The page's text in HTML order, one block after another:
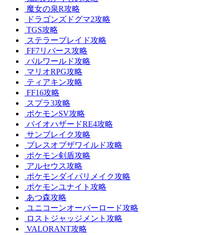
魔女の泉R攻略
ドラゴンズドグマ2攻略
TGS攻略
ステラーブレイド攻略
FF7リバース攻略
パルワールド攻略
マリオRPG攻略
ティアキン攻略
FF16攻略
スプラ3攻略
ポケモンSV攻略
バイオハザードRE4攻略
サンブレイク攻略
ブレスオブザワイルド攻略
ポケモン剣盾攻略
アルセウス攻略
ポケモンダイパリメイク攻略
ポケモンユナイト攻略
あつ森攻略
ユニコーンオーバーロード攻略
ロストジャッジメント攻略
VALORANT攻略